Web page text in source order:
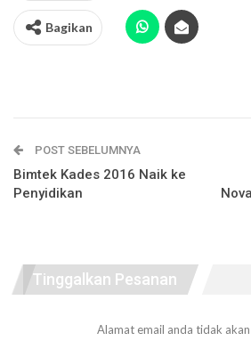
Bagikan
POST SEBELUMNYA
Bimtek Kades 2016 Naik ke
Penyidikan
Tinggalkan Pesanan
Alamat email anda tidak